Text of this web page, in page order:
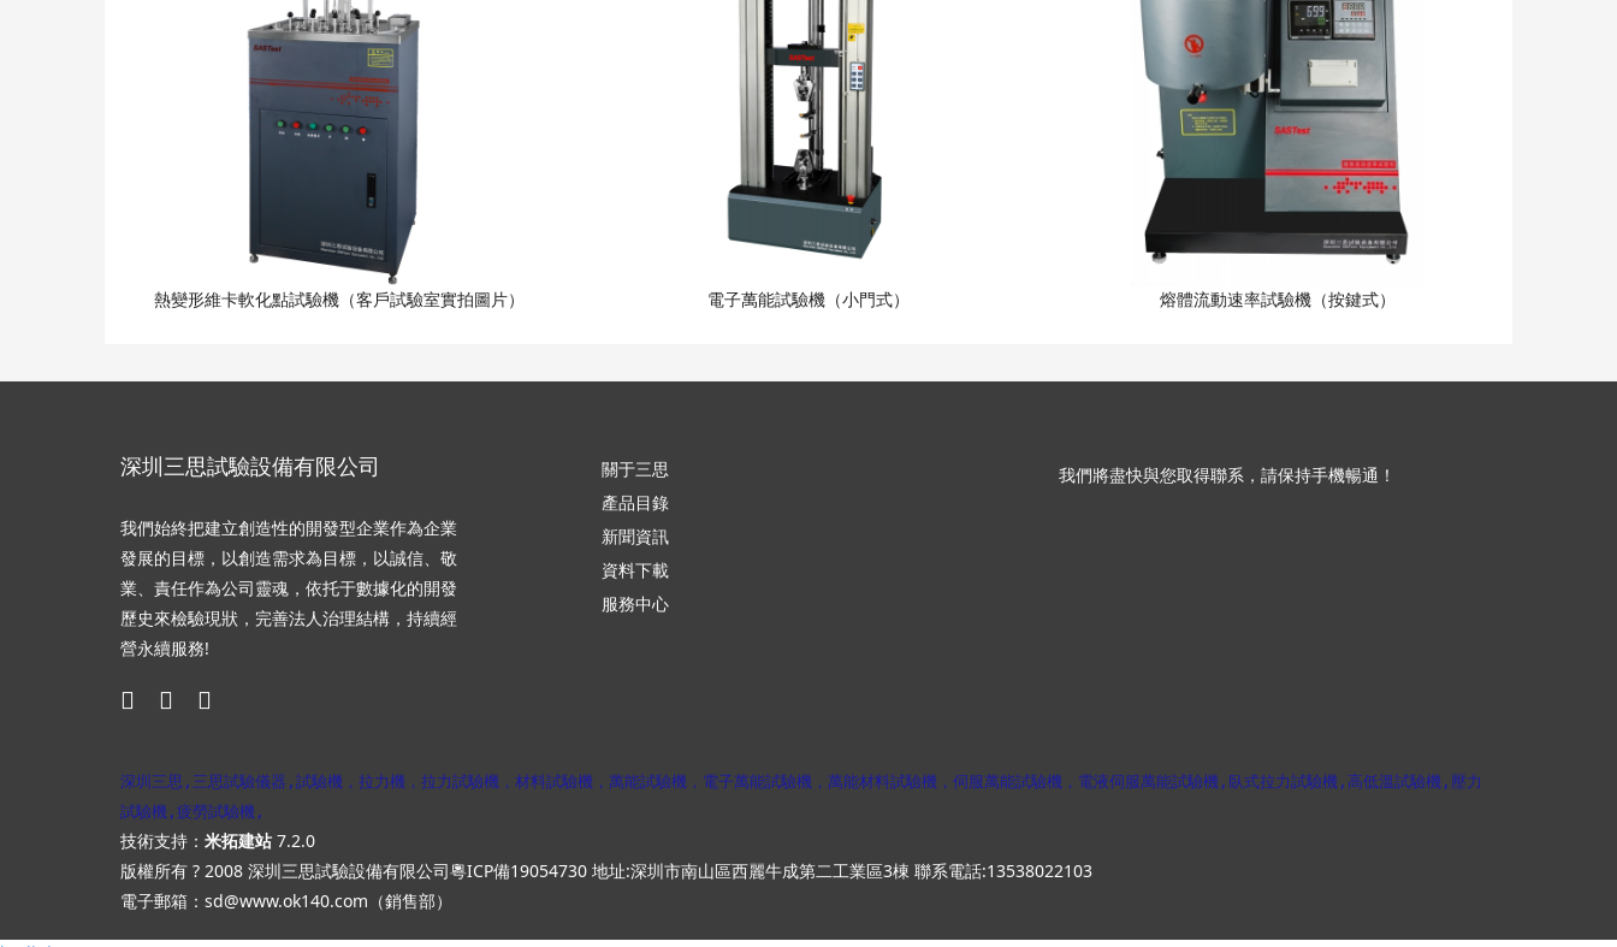
熱變形維卡軟化點試驗機（客戶試驗室實拍圖片） 電子萬能試驗機（小門式） 熔體流動速率試驗機（按鍵式）
深圳三思試驗設備有限公司
我們始終把建立創造性的開發型企業作為企業
發展的目標，以創造需求為目標，以誠信、敬
業、責任作為公司靈魂，依托于數據化的開發
歷史來檢驗現狀，完善法人治理結構，持續經
營永續服務!
關于三思
產品目錄
新聞資訊
資料下載
服務中心
我們將盡快與您取得聯系，請保持手機暢通！
深圳三思,三思試驗儀器,試驗機，拉力機，拉力試驗機，材料試驗機，萬能試驗機，電子萬能試驗機，萬能材料試驗機，伺服萬能試驗機，電液伺服萬能試驗機,臥式拉力試驗機,高低溫試驗機,壓力
試驗機,疲勞試驗機,
技術支持：米拓建站7.2.0
版權所有 ? 2008 深圳三思試驗設備有限公司粵ICP備19054730 地址:深圳市南山區西麗牛成第二工業區3棟 聯系電話:13538022103
電子郵箱：sd@www.ok140.com（銷售部）